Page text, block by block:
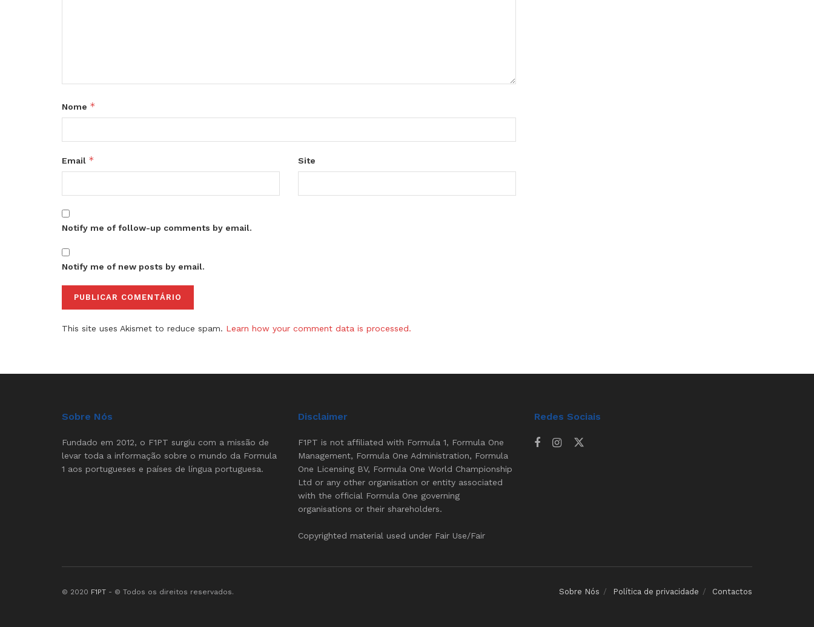
Nome *
Email * Site
Notify me of follow-up comments by email.
Notify me of new posts by email.
This site uses Akismet to reduce spam. Learn how your comment data is processed.
Sobre Nós
Fundado em 2012, o F1PT surgiu com a missão de
levar toda a informação sobre o mundo da Formula
1 aos portugueses e países de língua portuguesa.
Disclaimer
F1PT is not affiliated with Formula 1, Formula One
Management, Formula One Administration, Formula
One Licensing BV, Formula One World Championship
Ltd or any other organisation or entity associated
with the official Formula One governing
organisations or their shareholders.
Copyrighted material used under Fair Use/Fair
Redes Sociais
Sobre Nós Política de privacidade Contactos
© 2020 F1PT - © Todos os direitos reservados.